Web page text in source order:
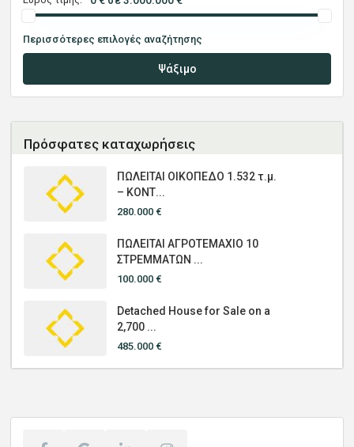
Περισσότερες επιλογές αναζήτησης
Ψάξιμο
Πρόσφατες καταχωρήσεις
ΠΩΛΕΙΤΑΙ ΟΙΚΟΠΕΔΟ 1.532 τ.μ.
– ΚΟΝΤ...
280.000 €
ΠΩΛΕΙΤΑΙ ΑΓΡΟΤΕΜΑΧΙΟ 10
ΣΤΡΕΜΜΑΤΩΝ ...
100.000 €
Detached House for Sale on a
2,700 ...
485.000 €